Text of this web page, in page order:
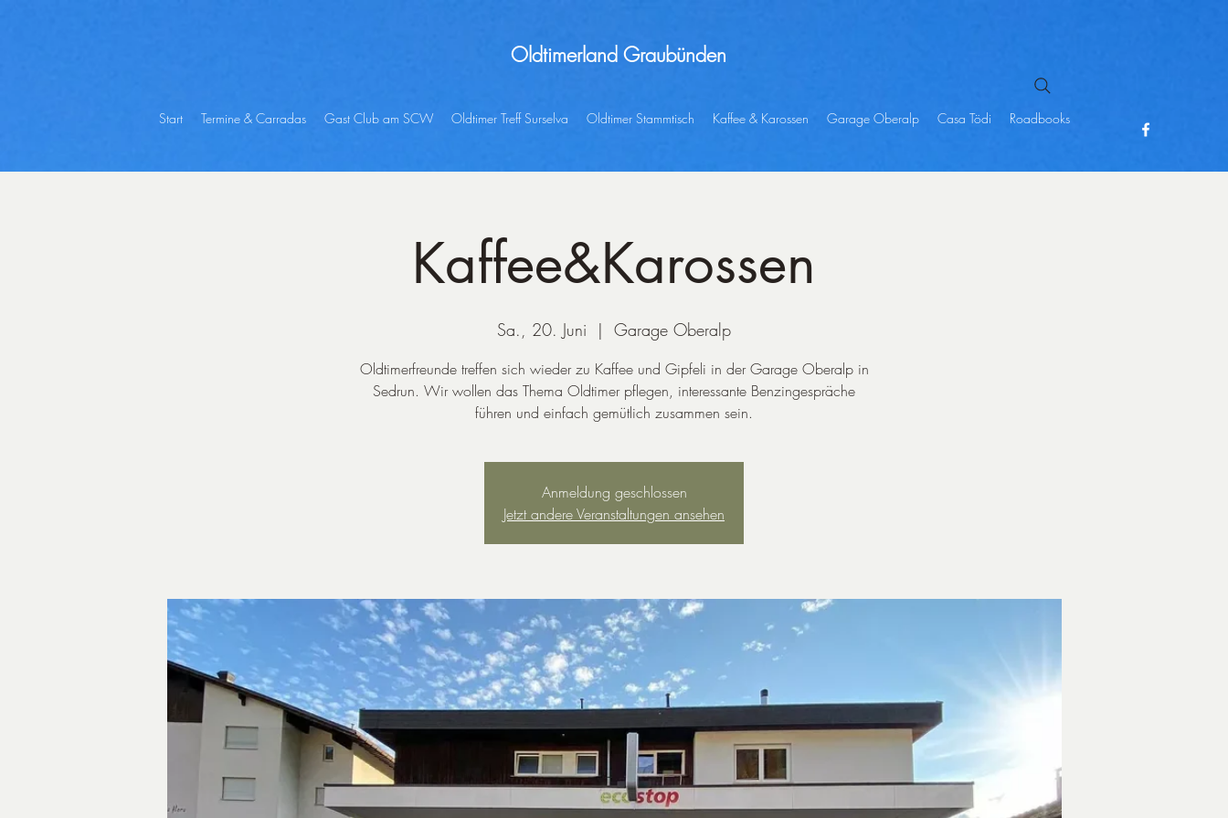
Oldtimerland Graubünden
Start Termine & Carradas Gast Club am SCW Oldtimer Treff Surselva Oldtimer Stammtisch Kaffee & Karossen Garage Oberalp Casa Tödi Roadbooks
Kaffee&Karossen
Sa., 20. Juni
  |
Garage Oberalp
Oldtimerfreunde treffen sich wieder zu Kaffee und Gipfeli in der Garage Oberalp in
Sedrun. Wir wollen das Thema Oldtimer pflegen, interessante Benzingespräche
führen und einfach gemütlich zusammen sein.
Anmeldung geschlossen
Jetzt andere Veranstaltungen ansehen